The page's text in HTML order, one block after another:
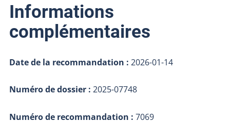
Informations
complémentaires
Date de la recommandation : 2026-01-14
Numéro de dossier : 2025-07748
Numéro de recommandation : 7069